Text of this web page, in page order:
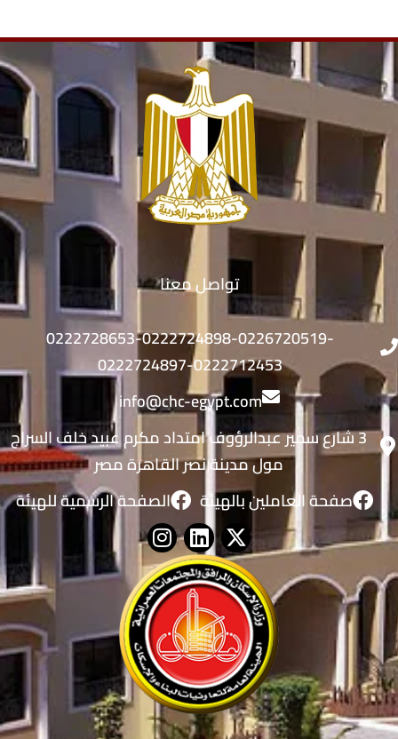
تواصل معنا
0222728653-0222724898-0226720519-
0222724897-0222712453
info@chc-egypt.com
3 شارع سمير عبدالرؤوف امتداد مكرم عبيد خلف السراج
مول مدينة نصر القاهرة مصر
صفحة العاملين بالهيئة
الصفحة الرسمية للهيئة